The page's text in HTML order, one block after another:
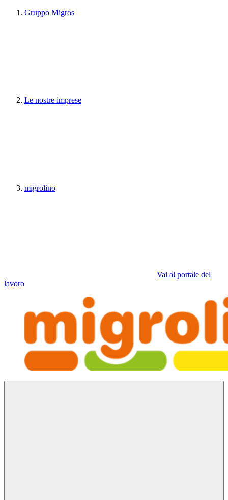
Gruppo Migros
Le nostre imprese
migrolino
Vai al portale del
lavoro